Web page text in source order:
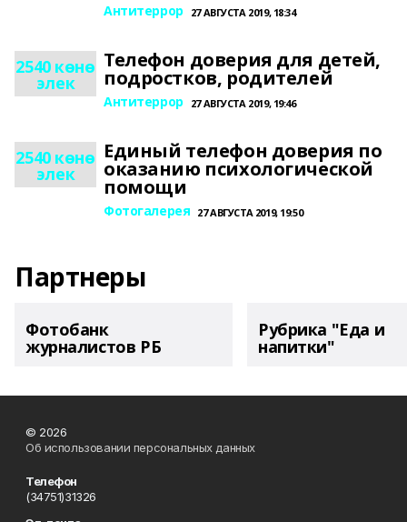
Антитеррор 27 АВГУСТА 2019, 18:34
2540 көнө
элек
Телефон доверия для детей,
подростков, родителей
Антитеррор 27 АВГУСТА 2019, 19:46
2540 көнө
элек
Единый телефон доверия по
оказанию психологической
помощи
Фотогалерея 27 АВГУСТА 2019, 19:50
Партнеры
Фотобанк
журналистов РБ
Рубрика "Еда и
напитки"
© 2026
Об использовании персональных данных
Телефон
(34751)31326